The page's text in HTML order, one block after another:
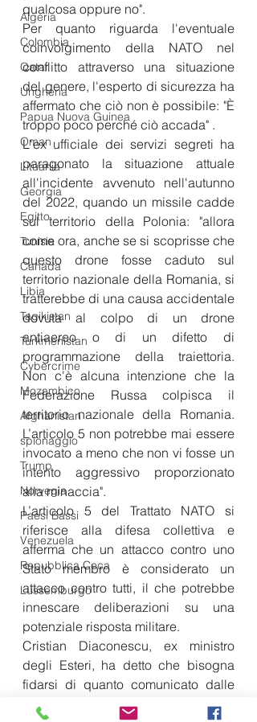
Algeria
Colombia
Qatar
Ungheria
Papua Nuova Guinea
Oman
Lituania
Georgia
Egitto
Tunisia
Canada
Libia
Tagikistan
Turkmenistan
Cybercrime
Mozambico
Afghanistan
spionaggio
Trump
Norvegia
Paesi Bassi
Venezuela
Repubblica Ceca
Lussemburgo
qualcosa oppure no".
Per quanto riguarda l'eventuale
coinvolgimento della NATO nel
conflitto attraverso una situazione
del genere, l'esperto di sicurezza ha
affermato che ciò non è possibile: "È
troppo poco perché ciò accada" .
L'ex ufficiale dei servizi segreti ha
paragonato la situazione attuale
all'incidente avvenuto nell'autunno
del 2022, quando un missile cadde
sul territorio della Polonia: "allora
come ora, anche se si scoprisse che
questo drone fosse caduto sul
territorio nazionale della Romania, si
tratterebbe di una causa accidentale
dovuta al colpo di un drone
antiaereo o di un difetto di
programmazione della traiettoria.
Non c'è alcuna intenzione che la
Federazione Russa colpisca il
territorio nazionale della Romania.
L’articolo 5 non potrebbe mai essere
invocato a meno che non vi fosse un
intento aggressivo proporzionato
alla minaccia".
L’articolo 5 del Trattato NATO si
riferisce alla difesa collettiva e
afferma che un attacco contro uno
Stato membro è considerato un
attacco contro tutti, il che potrebbe
innescare deliberazioni su una
potenziale risposta militare.
Cristian Diaconescu, ex ministro
degli Esteri, ha detto che bisogna
fidarsi di quanto comunicato dalle
autorità romene, nel senso che